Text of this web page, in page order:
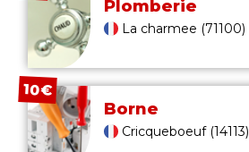
Plomberie
La charmee (71100)
Borne
Cricqueboeuf (14113)
10€